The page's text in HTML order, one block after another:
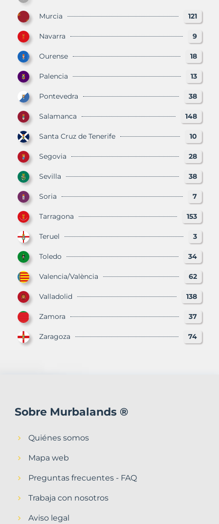
Murcia 121
Navarra 9
Ourense 18
Palencia 13
Pontevedra 38
Salamanca 148
Santa Cruz de Tenerife 10
Segovia 28
Sevilla 38
Soria 7
Tarragona 153
Teruel 3
Toledo 34
Valencia/València 62
Valladolid 138
Zamora 37
Zaragoza 74
Sobre Murbalands ®
Quiénes somos
Mapa web
Preguntas frecuentes - FAQ
Trabaja con nosotros
Aviso legal